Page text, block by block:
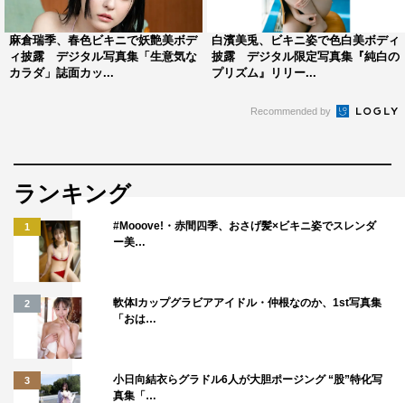
麻倉瑞季、春色ビキニで妖艶美ボデ
ィ披露 デジタル写真集「生意気な
カラダ」誌面カッ...
白濱美兎、ビキニ姿で色白美ボディ
披露 デジタル限定写真集『純白の
プリズム』リリー...
Recommended by
ランキング
1
#Mooove!・赤間四季、おさげ髪×ビキニ姿でスレンダ
ー美…
2
軟体Iカップグラビアアイドル・仲根なのか、1st写真集
「おは…
3
小日向結衣らグラドル6人が大胆ポージング “股”特化写
真集「…